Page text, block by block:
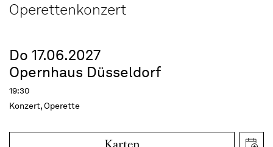
Operettenkonzert
Do 17.06.2027
Opernhaus Düsseldorf
19:30
Konzert, Operette